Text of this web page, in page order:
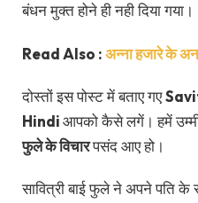
बंधन मुक्त होने ही नही दिया गया।
Read Also :अन्ना हजारे के
दोस्तों इस पोस्ट में बताए गए
Hindiआपको कैसे लगें। हमें
फुले के विचारपसंद आए हो।
सावित्री बाई फुले ने अपने पति